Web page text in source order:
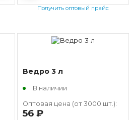
Получить оптовый прайс
Ведро 3 л
В наличии
Оптовая цена (от 3000 шт.):
56